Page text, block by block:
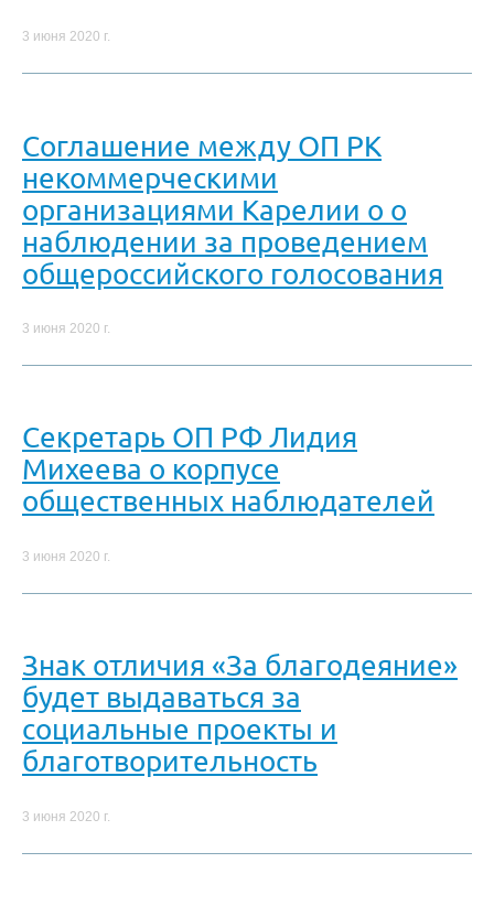
3 июня 2020 г.
Соглашение между ОП РК
некоммерческими
организациями Карелии о о
наблюдении за проведением
общероссийского голосования
3 июня 2020 г.
Секретарь ОП РФ Лидия
Михеева о корпусе
общественных наблюдателей
3 июня 2020 г.
Знак отличия «За благодеяние»
будет выдаваться за
социальные проекты и
благотворительность
3 июня 2020 г.